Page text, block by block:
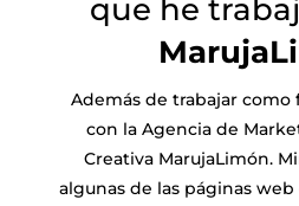
que he
Además de trabajar como
con la Agencia de
Creativa MarujaLimón.
algunas de las páginas